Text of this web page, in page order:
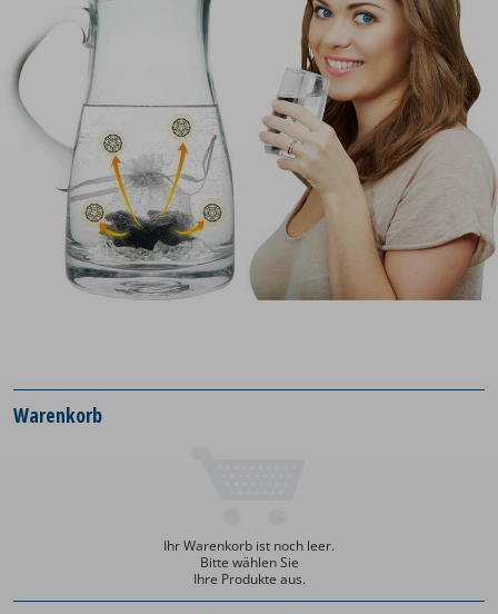
Warenkorb
Ihr Warenkorb ist noch leer.
Bitte wählen Sie
Ihre Produkte aus.